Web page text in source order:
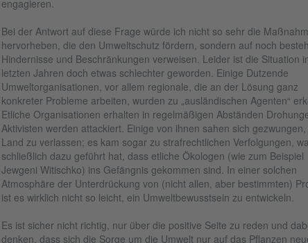
engagieren.
Bei der Antwort auf diese Frage würde ich nicht so sehr die
hervorheben, die den Umweltschutz fördern, sondern auf noch
Hindernisse und Beschränkungen verweisen. Leider ist die Situation
letzten Jahren doch etwas schlechter geworden. Einige Dutzende
Umweltorganisationen, vor allem regionale, die an der Lösung ganz
konkreter Probleme arbeiten, wurden zu „ausländischen Agenten“
Etliche Organisationen erhalten in regelmäßigen Abständen
Aktivisten werden attackiert. Einige von ihnen sahen sich gezwungen,
Land zu verlassen; es kam sogar zu strafrechtlichen Verfolgungen,
schließlich dazu geführt hat, dass etliche Ökologen (wie zum Beispiel
Jewgeni Witischko) ins Gefängnis gekommen sind. In einer solchen
Atmosphäre der Unterdrückung von (nicht allen, aber bestimmten)
ist es wirklich nicht so leicht, ein Umweltbewusstsein zu entwickeln.
Es ist sicher nicht richtig, nur über die positive Seite zu reden und
denken, dass sich die Sorge um die Umwelt nur auf das Pflanzen